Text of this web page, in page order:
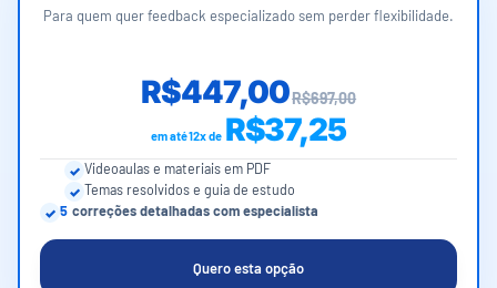
Para quem quer feedback especializado sem perder flexibilidade.
R$447,00R$697,00
em até 12x de R$37,25
Videoaulas e materiais em PDF
Temas resolvidos e guia de estudo
5 correções detalhadas com especialista
Quero esta opção